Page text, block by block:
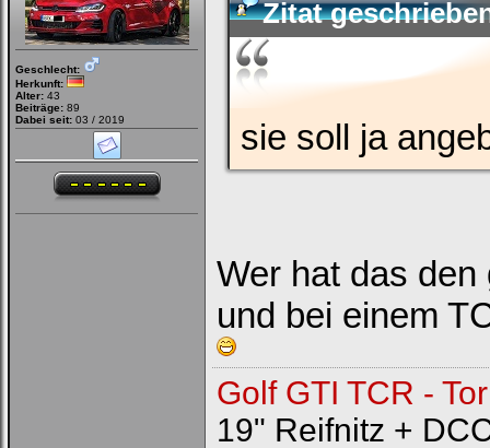
Geschlecht:
Herkunft:
Alter: 43
Beiträge: 89
Dabei seit: 03 / 2019
Zitat
sie soll ja
Wer hat das
und bei einem
Golf GTI TCR -
19" Reifnitz +